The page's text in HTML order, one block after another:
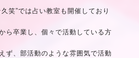
笑”では占い教室も開催しており
ら卒業し、個々で活動している方
ず、部活動のような雰囲気で活動